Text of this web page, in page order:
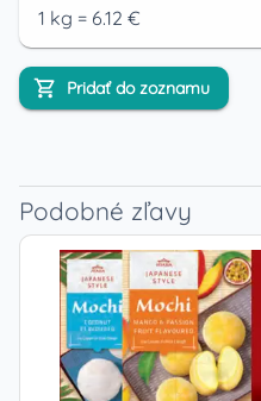
1 kg = 6.12 €
Pridať do zoznamu
Podobné zľavy